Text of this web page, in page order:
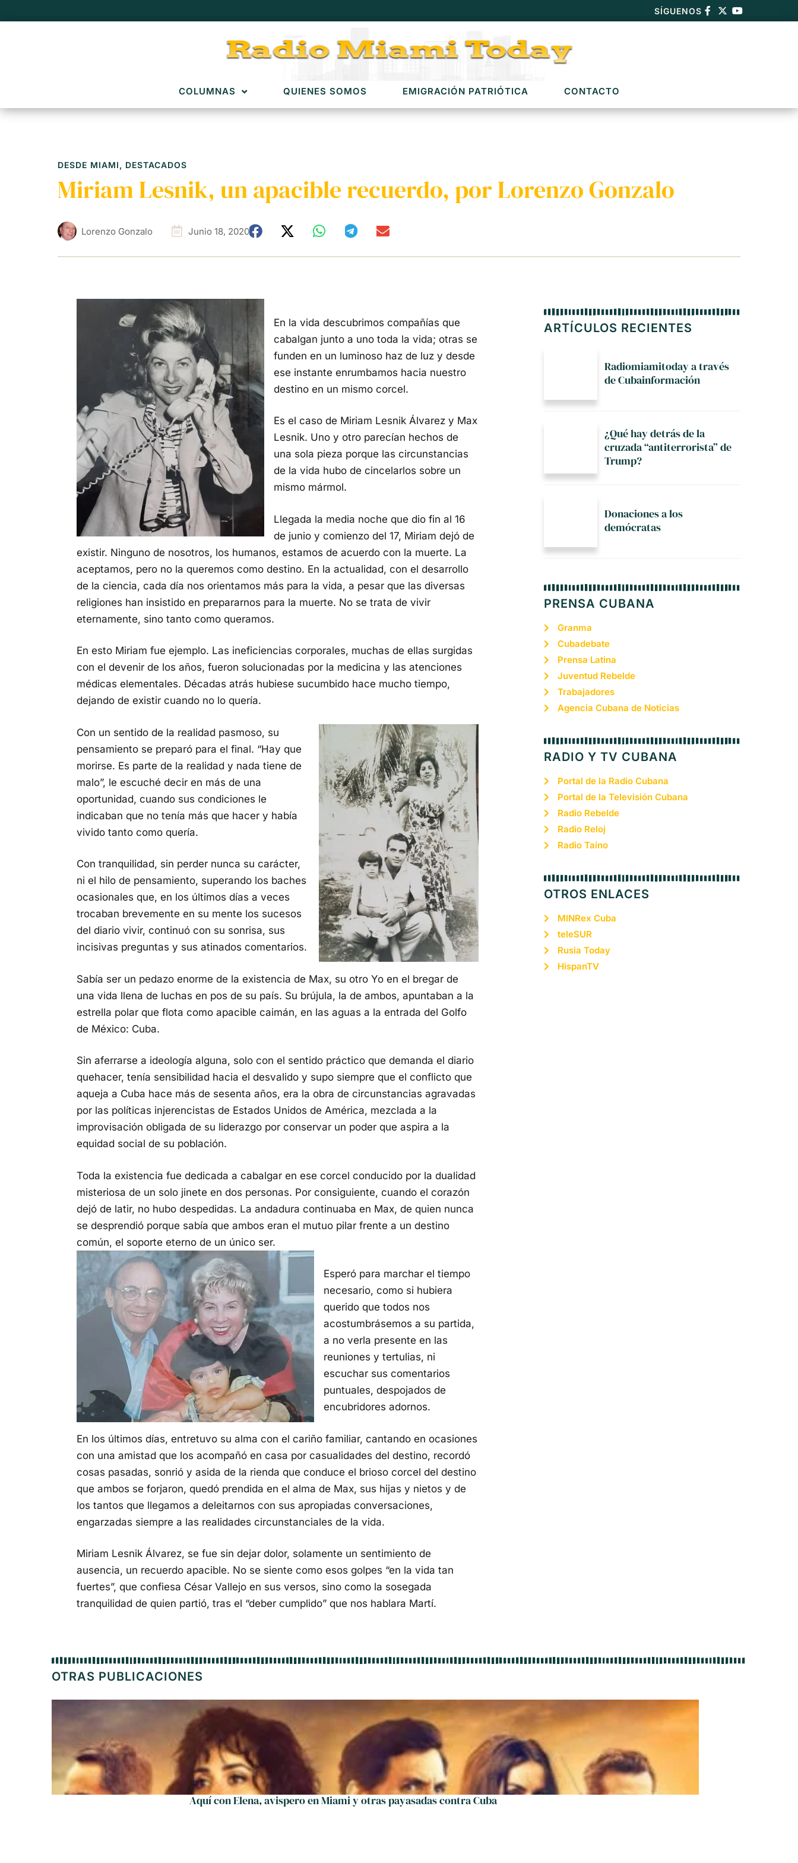
SÍGUENOS
COLUMNAS QUIENES SOMOS EMIGRACIÓN PATRIÓTICA CONTACTO
DESDE MIAMI, DESTACADOS
Miriam Lesnik, un apacible recuerdo, por Lorenzo Gonzalo
Lorenzo Gonzalo Junio 18, 2020
En la vida descubrimos compañías que
cabalgan junto a uno toda la vida; otras se
funden en un luminoso haz de luz y desde
ese instante enrumbamos hacia nuestro
destino en un mismo corcel.
Es el caso de Miriam Lesnik Álvarez y Max
Lesnik. Uno y otro parecían hechos de
una sola pieza porque las circunstancias
de la vida hubo de cincelarlos sobre un
mismo mármol.
Llegada la media noche que dio fin al 16
de junio y comienzo del 17, Miriam dejó de
existir. Ninguno de nosotros, los humanos, estamos de acuerdo con la muerte. La
aceptamos, pero no la queremos como destino. En la actualidad, con el desarrollo
de la ciencia, cada día nos orientamos más para la vida, a pesar que las diversas
religiones han insistido en prepararnos para la muerte. No se trata de vivir
eternamente, sino tanto como queramos.
En esto Miriam fue ejemplo. Las ineficiencias corporales, muchas de ellas surgidas
con el devenir de los años, fueron solucionadas por la medicina y las atenciones
médicas elementales. Décadas atrás hubiese sucumbido hace mucho tiempo,
dejando de existir cuando no lo quería.
Con un sentido de la realidad pasmoso, su
pensamiento se preparó para el final. “Hay que
morirse. Es parte de la realidad y nada tiene de
malo”, le escuché decir en más de una
oportunidad, cuando sus condiciones le
indicaban que no tenía más que hacer y había
vivido tanto como quería.
Con tranquilidad, sin perder nunca su carácter,
ni el hilo de pensamiento, superando los baches
ocasionales que, en los últimos días a veces
trocaban brevemente en su mente los sucesos
del diario vivir, continuó con su sonrisa, sus
incisivas preguntas y sus atinados comentarios.
Sabía ser un pedazo enorme de la existencia de Max, su otro Yo en el bregar de
una vida llena de luchas en pos de su país. Su brújula, la de ambos, apuntaban a la
estrella polar que flota como apacible caimán, en las aguas a la entrada del Golfo
de México: Cuba.
Sin aferrarse a ideología alguna, solo con el sentido práctico que demanda el diario
quehacer, tenía sensibilidad hacia el desvalido y supo siempre que el conflicto que
aqueja a Cuba hace más de sesenta años, era la obra de circunstancias agravadas
por las políticas injerencistas de Estados Unidos de América, mezclada a la
improvisación obligada de su liderazgo por conservar un poder que aspira a la
equidad social de su población.
Toda la existencia fue dedicada a cabalgar en ese corcel conducido por la dualidad
misteriosa de un solo jinete en dos personas. Por consiguiente, cuando el corazón
dejó de latir, no hubo despedidas. La andadura continuaba en Max, de quien nunca
se desprendió porque sabía que ambos eran el mutuo pilar frente a un destino
común, el soporte eterno de un único ser.
Esperó para marchar el tiempo
necesario, como si hubiera
querido que todos nos
acostumbrásemos a su partida,
a no verla presente en las
reuniones y tertulias, ni
escuchar sus comentarios
puntuales, despojados de
encubridores adornos.
En los últimos días, entretuvo su alma con el cariño familiar, cantando en ocasiones
con una amistad que los acompañó en casa por casualidades del destino, recordó
cosas pasadas, sonrió y asida de la rienda que conduce el brioso corcel del destino
que ambos se forjaron, quedó prendida en el alma de Max, sus hijas y nietos y de
los tantos que llegamos a deleitarnos con sus apropiadas conversaciones,
engarzadas siempre a las realidades circunstanciales de la vida.
Miriam Lesnik Álvarez, se fue sin dejar dolor, solamente un sentimiento de
ausencia, un recuerdo apacible. No se siente como esos golpes “en la vida tan
fuertes”, que confiesa César Vallejo en sus versos, sino como la sosegada
tranquilidad de quien partió, tras el “deber cumplido” que nos hablara Martí.
ARTÍCULOS RECIENTES
Radiomiamitoday a través
de Cubainformación
¿Qué hay detrás de la
cruzada “antiterrorista” de
Trump?
Donaciones a los
demócratas
PRENSA CUBANA
Granma
Cubadebate
Prensa Latina
Juventud Rebelde
Trabajadores
Agencia Cubana de Noticias
RADIO Y TV CUBANA
Portal de la Radio Cubana
Portal de la Televisión Cubana
Radio Rebelde
Radio Reloj
Radio Taíno
OTROS ENLACES
MINRex Cuba
teleSUR
Rusia Today
HispanTV
OTRAS PUBLICACIONES
Aquí con Elena, avispero en Miami y otras payasadas contra Cuba